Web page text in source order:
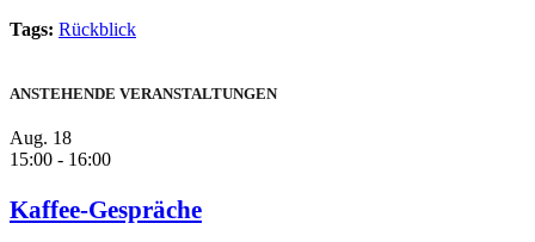
Tags: Rückblick
ANSTEHENDE VERANSTALTUNGEN
Aug. 18
15:00 - 16:00
Kaffee-Gespräche